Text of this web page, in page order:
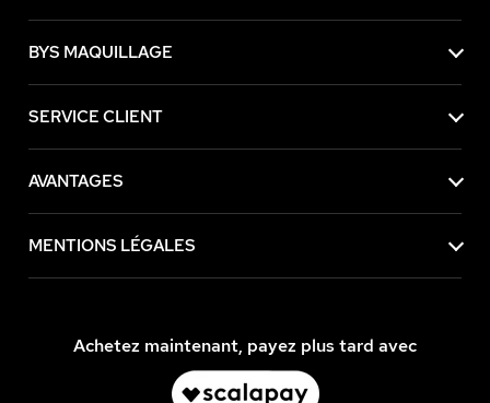
BYS MAQUILLAGE
SERVICE CLIENT
AVANTAGES
MENTIONS LÉGALES
Achetez maintenant, payez plus tard avec